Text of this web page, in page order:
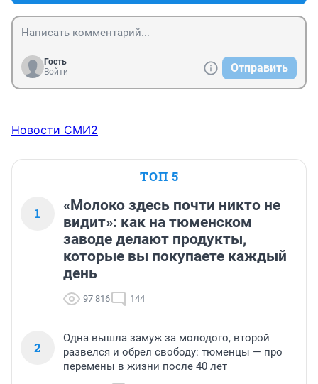
вываливают.Эпоха пиара ?
Гость
Войти
Отправить
Новости СМИ2
ТОП 5
1
«Молоко здесь почти никто не
видит»: как на тюменском
заводе делают продукты,
которые вы покупаете каждый
день
97 816 144
2
Одна вышла замуж за молодого, второй
развелся и обрел свободу: тюменцы — про
перемены в жизни после 40 лет